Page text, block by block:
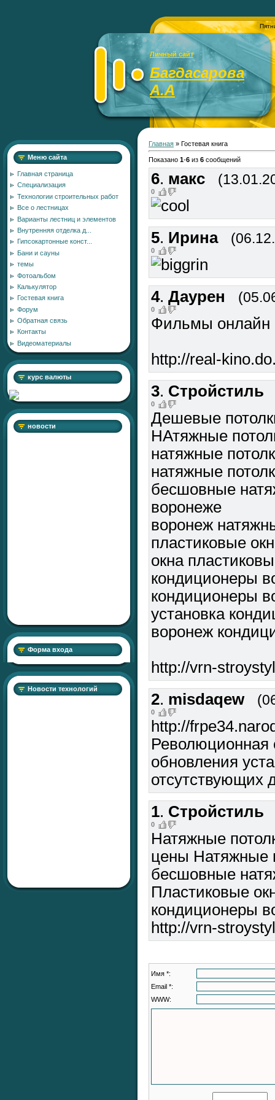
Личный сайт
Багдасарова
А.А
Меню сайта
Главная страница
Специализация
Технологии строительных работ
Все о лестницах
Варианты лестниц и элементов
Внутренняя отделка д...
Гипсокартонные конст...
Бани и сауны
темы
Фотоальбом
Калькулятор
Гостевая книга
Форум
Обратная связь
Контакты
Видеоматериалы
курс валюты
новости
Форма входа
Новости технологий
Главная » Гостевая книга
Показано 1-6 из 6 сообщений
6. макс
0
5. Ирина
0
4. Даурен
0
Фильмы онлайн
http://real-
3. Стройстиль
0
Дешевые
НАтяжные
натяжные
натяжные
бесшовные
воронеже
воронеж
пластиковые
окна
кондиционеры
кондиционеры
установка
воронеж
http://vrn-
2. misdaqew
0
http://
Революционная
обновления
отсутствующих
1. Стройстиль
0
Натяжные
цены Натяжные
бесшовные
Пластиковые
кондиционеры
http://vrn-
Имя *:
Email *:
WWW: